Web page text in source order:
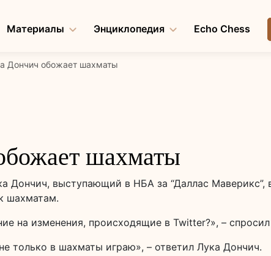
Материалы Энциклопедия Echo Chess
Дончич обожает шахматы
шахматы
Дончич, выступающий в НБА за “Даллас Маверикс”,
шахматам.
на изменения, происходящие в Twitter?», –
только в шахматы играю», – ответил Лука Дончич.